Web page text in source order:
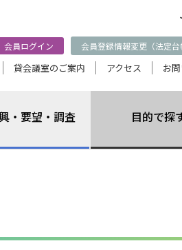
会員ログイン 会員登録情報変更（法定台
貸会議室のご案内 アクセス お
・要望・調査 目的で探